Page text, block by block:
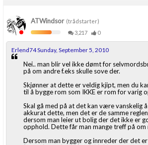
ATWindsor(trådstarter)
3,217
0
Erlend74 Sunday, September 5, 2010
Nei.. man blir vel ikke dømt for
på om andre f.eks skulle sove der.
Skjønner at dette er veldig kjipt, men du
til å bygge rom som IKKE er rom for varig
Skal gå med på at det kan være vanskelig
akkurat dette, men det er de samme
dersom man leier ut bolig der det ikke er
opphold. Dette får man mange treff på om
Dersom man bygger og innreder der det